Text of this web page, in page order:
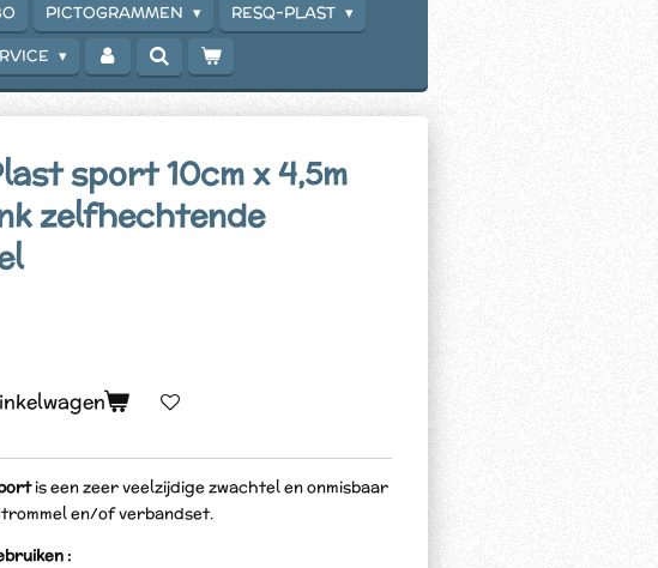
PICTOGRAMMEN
RESQ-PLAST
sport 10cm x 4,5m
zelfhechtende
is een zeer veelzijdige zwachtel en onmisbaar
en/of verbandset.
: